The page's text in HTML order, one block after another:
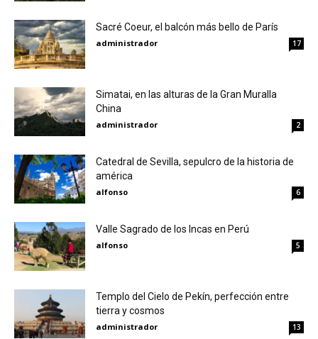
Sacré Coeur, el balcón más bello de París
administrador 17
Simatai, en las alturas de la Gran Muralla
China
administrador 2
Catedral de Sevilla, sepulcro de la historia de
américa
alfonso 6
Valle Sagrado de los Incas en Perú
alfonso 5
Templo del Cielo de Pekín, perfección entre
tierra y cosmos
administrador 13